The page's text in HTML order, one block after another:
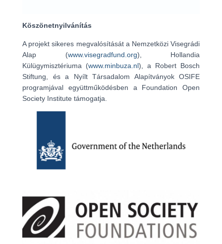
Köszönetnyilvánítás
A projekt sikeres megvalósítását a Nemzetközi Visegrádi
Alap (www.visegradfund.org), Hollandia
Külügymisztériuma (www.minbuza.nl), a Robert Bosch
Stiftung, és a Nyílt Társadalom Alapítványok OSIFE
programjával együttműködésben a Foundation Open
Society Institute támogatja.